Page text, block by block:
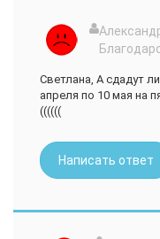
Светлана, А сдадут
апреля по 10 мая на
((((((
Написать ответ